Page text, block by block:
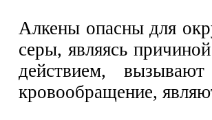
Алкены опасны для
серы, являясь
действием,
кровообращение,